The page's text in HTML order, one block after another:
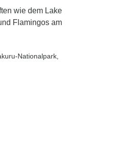
wie dem Lake
Flamingos am
Nationalpark